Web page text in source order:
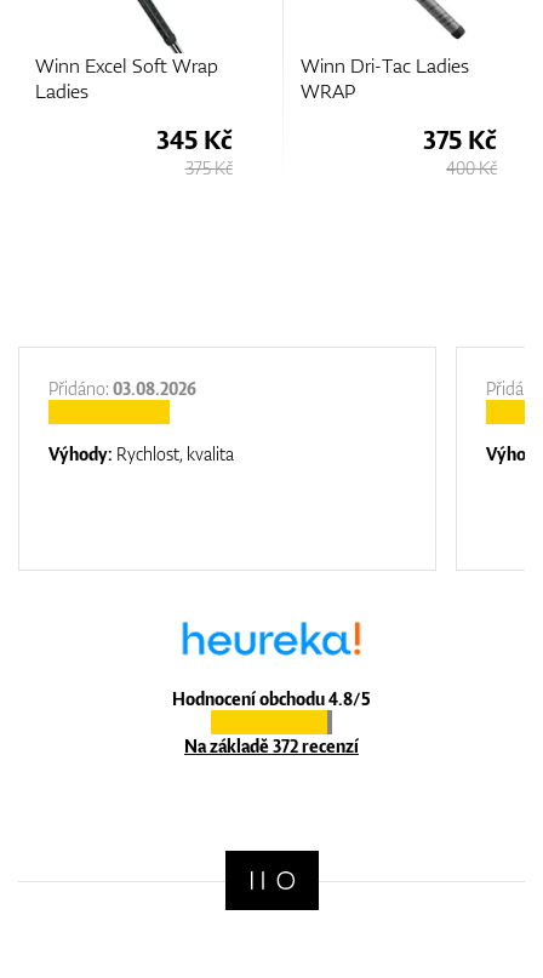
Wrap
Winn Dri-Tac Ladies
Winn Dri-Tac
Hodnocení obchodu 4.8/5
Na základě 372 recenzí
Přidáno: 03.08.2026
Výhody: Rychlost, kvalita